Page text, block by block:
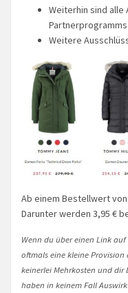
Weiterhin sind alle
Weitere
Ab einem Bestellwert
Darunter werden 3,95 €
Wenn du über einen Link
oftmals eine kleine
keinerlei Mehrkosten und dir
haben in keinem Fall